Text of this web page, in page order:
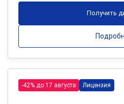
Получить
-42% до 17 августа Лицензия